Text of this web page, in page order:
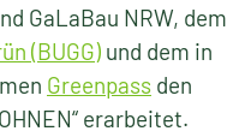
GaLaBau NRW, dem
(BUGG) und dem in
Greenpass den
erarbeitet.